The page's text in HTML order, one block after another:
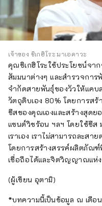
เจ้าของ ชิเกฮิโระ มาเอคาวะ
คุณชิเกฮิโระใช้ประโยชน์จา
สัมมนาต่างๆ และสำรวจกา
จำกัดสายพันธุ์ของวัวให้แคบ
วัตถุดิบเอง 80% โดยการส
ชีสของคุณเองและสร้างสุดย
แซนด์วิชร้อน ฯลฯ โดยใช้ชีส
เราเอง เราไม่สามารถละส
โดยการสร้างสรรค์ผลิตภัณ
เชื่อถือได้และจิตวิญญาณแห่ง
(ผู้เขียน อุตามิ)
*บทความนี้เป็นข้อมูล ณ เดือ